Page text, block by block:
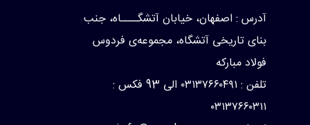
آدرس : اصفهان، خیابان آتشگــــاه، جنب
بنای تاریخی آتشگاه، مجموعه‌ی فردوس
فولاد مبارکه
تلفن : ۰۳۱۳۷۶۶۰۴۹۱ الی 93 فکس :
۰۳۱۳۷۶۶۰۳۱۱